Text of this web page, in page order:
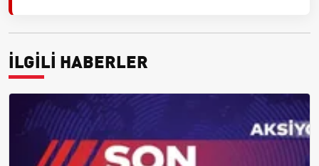
İLGİLİ HABERLER